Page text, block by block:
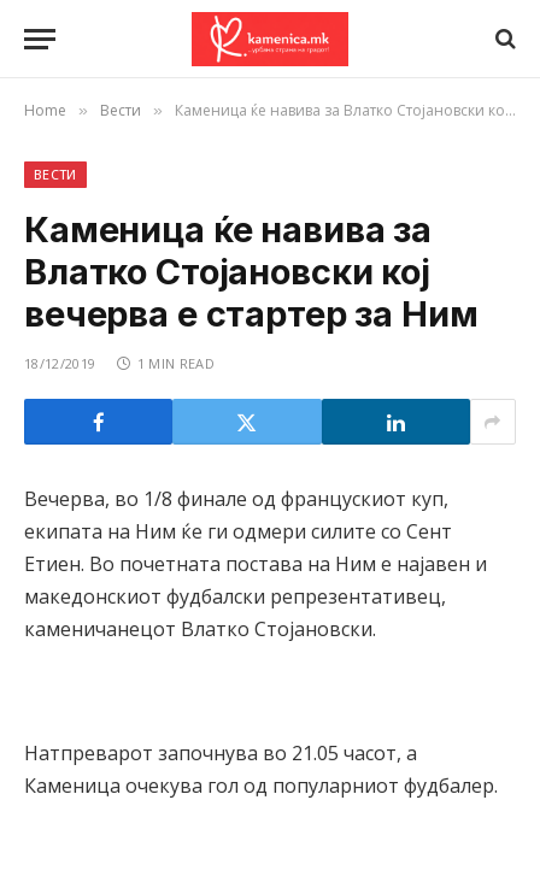
Home » Вести » Каменица ќе навива за Влатко Стојановски кој вечерва е стартер за Ним
ВЕСТИ
Каменица ќе навива за
Влатко Стојановски кој
вечерва е стартер за Ним
18/12/2019 1 MIN READ
Вечерва, во 1/8 финале од францускиот куп,
екипата на Ним ќе ги одмери силите со Сент
Етиен. Во почетната постава на Ним е најавен и
македонскиот фудбалски репрезентативец,
каменичанецот Влатко Стојановски.
Натпреварот започнува во 21.05 часот, а
Каменица очекува гол од популарниот фудбалер.